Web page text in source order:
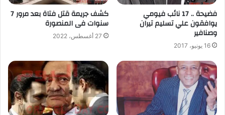
فضيحة .. 17 نائب فيومي
يوافقون علي تسليم تيران
وصنافير
16 يونيو، 2017
كشف جريمة قتل فتاة بعد مرور 7
سنوات فى المنصورة
27 أغسطس، 2022